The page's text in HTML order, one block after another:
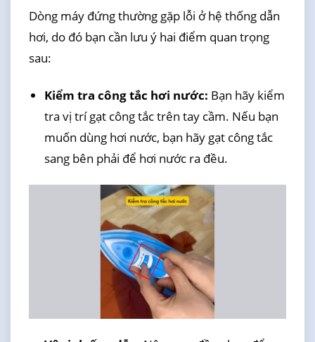
Dòng máy đứng thường gặp lỗi ở hệ thống dẫn
hơi, do đó bạn cần lưu ý hai điểm quan trọng
sau:
Kiểm tra công tắc hơi nước: Bạn hãy kiểm
tra vị trí gạt công tắc trên tay cầm. Nếu bạn
muốn dùng hơi nước, bạn hãy gạt công tắc
sang bên phải để hơi nước ra đều.